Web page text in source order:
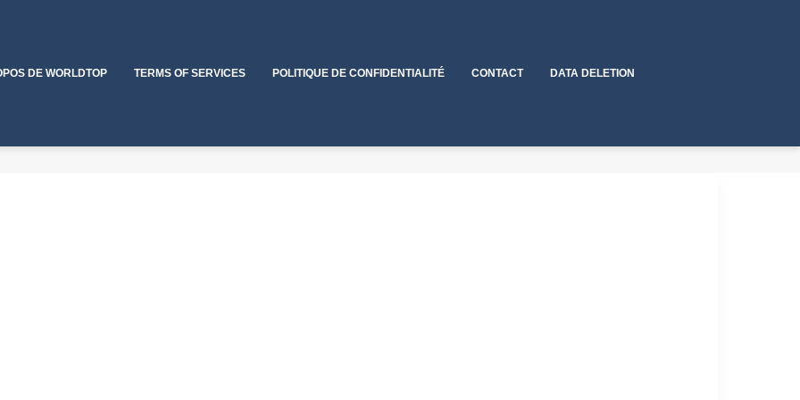
DE WORLDTOP TERMS OF SERVICES POLITIQUE DE CONFIDENTIALITÉ CONTACT DATA DELETION